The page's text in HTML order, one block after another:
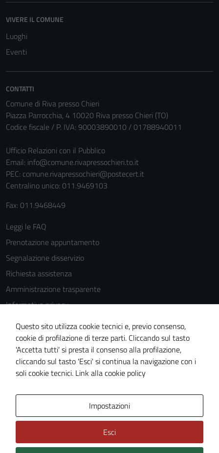
VIVERE IL COMUNE
Luoghi
Eventi
CONTATTI
Comune di Riva presso Chieri
Piazza Parrocchia, 4 10020 Riva presso Chieri (TO)
Codice fiscale / P. IVA: 90003890010 / 01788940011
Ufficio Relazioni con il Pubblico
Email: info@comune.rivapressochieri.to.it
PEC: comune.rivapressochieri@postecert.it
Centralino unico: 011.9469103
Fax: 011.9468449
Leggi le FAQ
Prenotazione appuntamento
Segnalazione disservizio
Richiesta assistenza
Amministrazione trasparente
Informativa privacy
Cookie Policy
Note legali
Dichiarazione di accessibilità
Piano di miglioramento del sito
Questo sito utilizza cookie tecnici e, previo consenso,
cookie di profilazione di terze parti. Cliccando sul tasto
'Accetta tutti' si presta il consenso alla profilazione,
cliccando sul tasto 'Esci' si continua la navigazione con i
soli cookie tecnici. Link alla cookie policy
Impostazioni
Esci
possono
essere
non raccolgono
informazioni